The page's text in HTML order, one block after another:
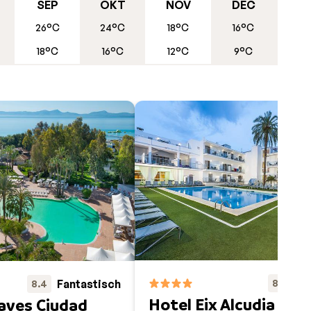
SEP
26°C
18°C
OKT
24°C
16°C
NOV
18°C
12°C
DEC
16°C
9°C
8.4 Fantastisch
Ciudad
8.3
Hotel Eix Alcudia -